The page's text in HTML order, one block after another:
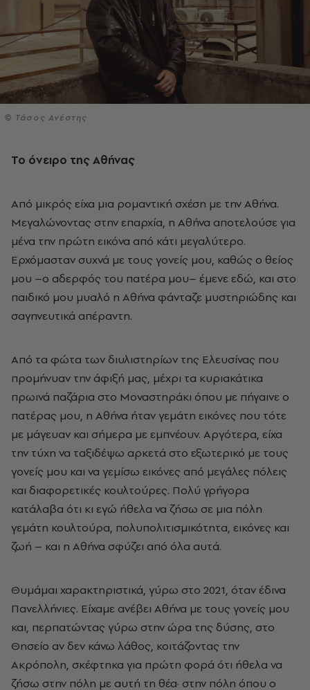
© Τάσος Ανέστης
Το όνειρο της Αθήνας
Από μικρός είχα μια ρομαντική σχέση με την Αθήνα.
Μεγαλώνοντας στην επαρχία, η Αθήνα αποτελούσε για
μένα την πρώτη εικόνα από κάτι μεγαλύτερο.
Ερχόμασταν συχνά με τους γονείς μου, καθώς ο θείος
μου –ο αδερφός του πατέρα μου– έμενε εδώ, και στο
παιδικό μου μυαλό η Αθήνα φάνταζε μυστηριώδης και
σαγηνευτικά απέραντη.
Από τα φώτα των διυλιστηρίων της Ελευσίνας που
προμήνυαν την άφιξή μας, μέχρι τα κυριακάτικα
πρωινά παζάρια στο Μοναστηράκι όπου με πήγαινε ο
πατέρας μου, η Αθήνα ήταν γεμάτη εικόνες που τότε
με μάγευαν και σήμερα με εμπνέουν. Αργότερα, είχα
την τύχη να ταξιδέψω αρκετά στο εξωτερικό με τους
γονείς μου και να γεμίσω εικόνες από μεγάλες πόλεις
και διαφορετικές κουλτούρες. Πολύ γρήγορα
κατάλαβα ότι κι εγώ ήθελα να ζήσω σε μια πόλη
γεμάτη κουλτούρα, πολυπολιτισμικότητα, εικόνες και
ζωή – και η Αθήνα σφύζει από όλα αυτά.
Θυμάμαι χαρακτηριστικά, γύρω στο 2021, όταν έδινα
Πανελλήνιες. Είχαμε ανέβει Αθήνα με τους γονείς μου
και, περπατώντας γύρω στην ώρα της δύσης, στο
Θησείο αν δεν κάνω λάθος, κοιτάζοντας την
Ακρόπολη, σκέφτηκα για πρώτη φορά ότι ήθελα να
ζήσω στην πόλη με αυτή τη θέα· στην πόλη όπου ο